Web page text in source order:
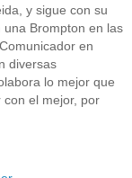
y sigue con su
Brompton en las
en
diversas
lo mejor que
el mejor, por